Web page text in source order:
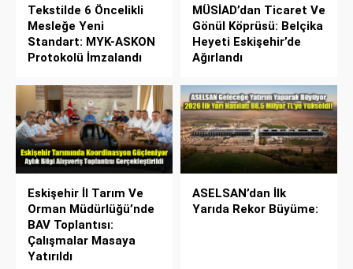
Tekstilde 6 Öncelikli
Mesleğe Yeni
Standart: MYK-ASKON
Protokolü İmzalandı
MÜSİAD’dan Ticaret Ve
Gönül Köprüsü: Belçika
Heyeti Eskişehir’de
Ağırlandı
Eskişehir İl Tarım Ve
Orman Müdürlüğü’nde
BAV Toplantısı:
Çalışmalar Masaya
Yatırıldı
ASELSAN’dan İlk
Yarıda Rekor Büyüme: